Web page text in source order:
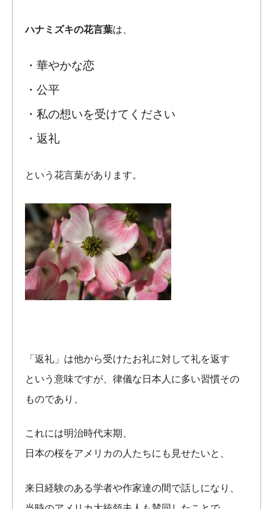
ハナミズキの花言葉は、
・華やかな恋
・公平
・私の想いを受けてください
・返礼
という花言葉があります。
「返礼」は他から受けたお礼に対して礼を返す
という意味ですが、律儀な日本人に多い習慣その
ものであり、
これには明治時代末期、
日本の桜をアメリカの人たちにも見せたいと、
来日経験のある学者や作家達の間で話しになり、